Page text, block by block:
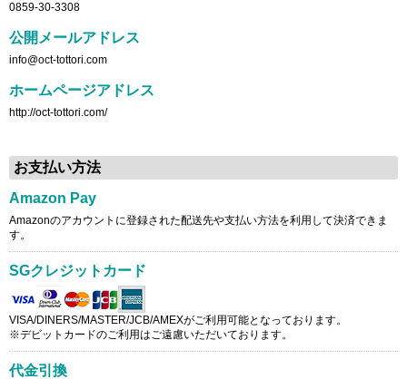
0859-30-3308
公開メールアドレス
info@oct-tottori.com
ホームページアドレス
http://oct-tottori.com/
お支払い方法
Amazon Pay
Amazonのアカウントに登録された配送先や支払い方法を利用して決済できま
す。
SGクレジットカード
VISA/DINERS/MASTER/JCB/AMEXがご利用可能となっております。
※デビットカードのご利用はご遠慮いただいております。
代金引換